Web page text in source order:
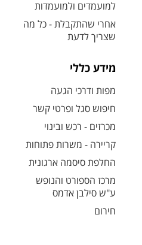
למועמדים ולמועמדות
אחרי שהתקבלת - כל מה
שצריך לדעת
מידע כללי
מפות ודרכי הגעה
חיפוש סגל ופרטי קשר
מכרזים - רכש ובינוי
קריירה - משרות פתוחות
החלפת סיסמה ארגונית
מרכז הספורט והנופש
ע"ש סילבן אדמס
חירום